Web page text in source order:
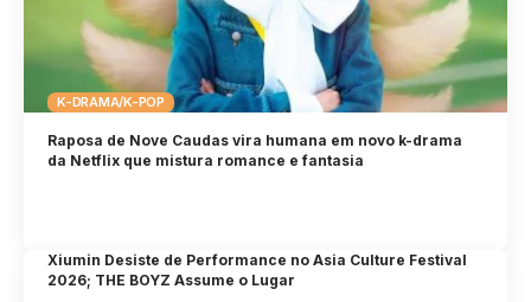
K-DRAMA/K-POP
Raposa de Nove Caudas vira humana em novo k-drama
da Netflix que mistura romance e fantasia
Xiumin Desiste de Performance no Asia Culture Festival
2026; THE BOYZ Assume o Lugar